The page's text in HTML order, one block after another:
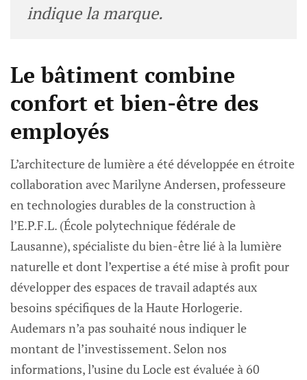
indique la marque.
Le bâtiment combine
confort et bien-être des
employés
L’architecture de lumière a été développée en étroite
collaboration avec Marilyne Andersen, professeure
en technologies durables de la construction à
l’E.P.F.L. (École polytechnique fédérale de
Lausanne), spécialiste du bien-être lié à la lumière
naturelle et dont l’expertise a été mise à profit pour
développer des espaces de travail adaptés aux
besoins spécifiques de la Haute Horlogerie.
Audemars n’a pas souhaité nous indiquer le
montant de l’investissement. Selon nos
informations, l’usine du Locle est évaluée à 60